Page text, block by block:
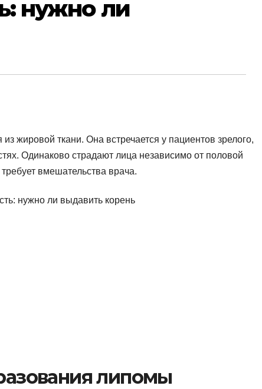
нужно ли
жировой ткани. Она встречается у пациентов зрелого,
Одинаково страдают лица независимо от половой
вмешательства врача.
липомы